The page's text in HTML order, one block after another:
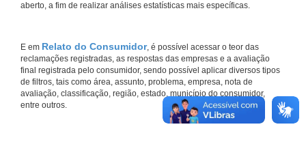
aberto, a fim de realizar análises estatísticas mais específicas.
E em Relato do Consumidor, é possível acessar o teor das
reclamações registradas, as respostas das empresas e a avaliação
final registrada pelo consumidor, sendo possível aplicar diversos tipos
de filtros, tais como área, assunto, problema, empresa, nota de
avaliação, classificação, região, estado, município do consumidor,
entre outros.